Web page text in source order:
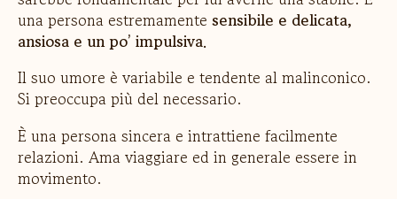
una persona estremamente sensibile e delicata,
ansiosa e un po’ impulsiva.
Il suo umore è variabile e tendente al malinconico.
Si preoccupa più del necessario.
È una persona sincera e intrattiene facilmente
relazioni. Ama viaggiare ed in generale essere in
movimento.